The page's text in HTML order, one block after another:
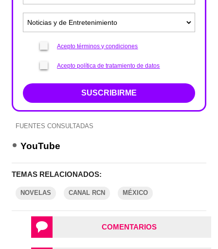
Acepto términos y condiciones
Acepto política de tratamiento de datos
SUSCRIBIRME
FUENTES CONSULTADAS
YouTube
TEMAS RELACIONADOS:
NOVELAS CANAL RCN MÉXICO
COMENTARIOS